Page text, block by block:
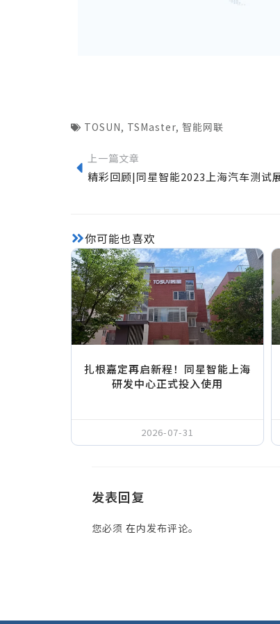
TOSUN, TSMaster, 智能网联
上一篇文章
你可能也喜欢
扎根嘉定再启新程！同星智能上海
研发中心正式投入使用
2026-07-31
发表回复
您必须 在内发布评论。